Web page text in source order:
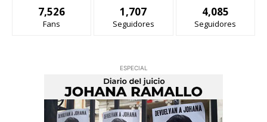
7,526
Fans
1,707
Seguidores
4,085
Seguidores
ESPECIAL